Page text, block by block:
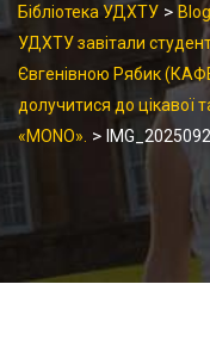
Бібліотека УДХТУ > Blog
УДХТУ завітали
Євгенівною Рябик
долучитися до цікавої
«MONO». >